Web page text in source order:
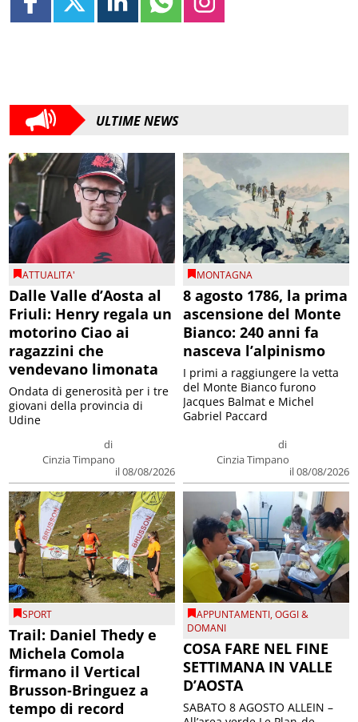
ULTIME NEWS
ATTUALITA'
Dalle Valle d’Aosta al
Friuli: Henry regala un
motorino Ciao ai
ragazzini che
vendevano limonata
di
Cinzia Timpano
il 08/08/2026
Ondata di generosità per i tre
giovani della provincia di
Udine
MONTAGNA
8 agosto 1786, la prima
ascensione del Monte
Bianco: 240 anni fa
nasceva l’alpinismo
di
Cinzia Timpano
il 08/08/2026
I primi a raggiungere la vetta
del Monte Bianco furono
Jacques Balmat e Michel
Gabriel Paccard
SPORT
Trail: Daniel Thedy e
Michela Comola
firmano il Vertical
Brusson-Bringuez a
tempo di record
APPUNTAMENTI,OGGI &
DOMANI
COSA FARE NEL FINE
SETTIMANA IN VALLE
D’AOSTA
SABATO 8 AGOSTO ALLEIN –